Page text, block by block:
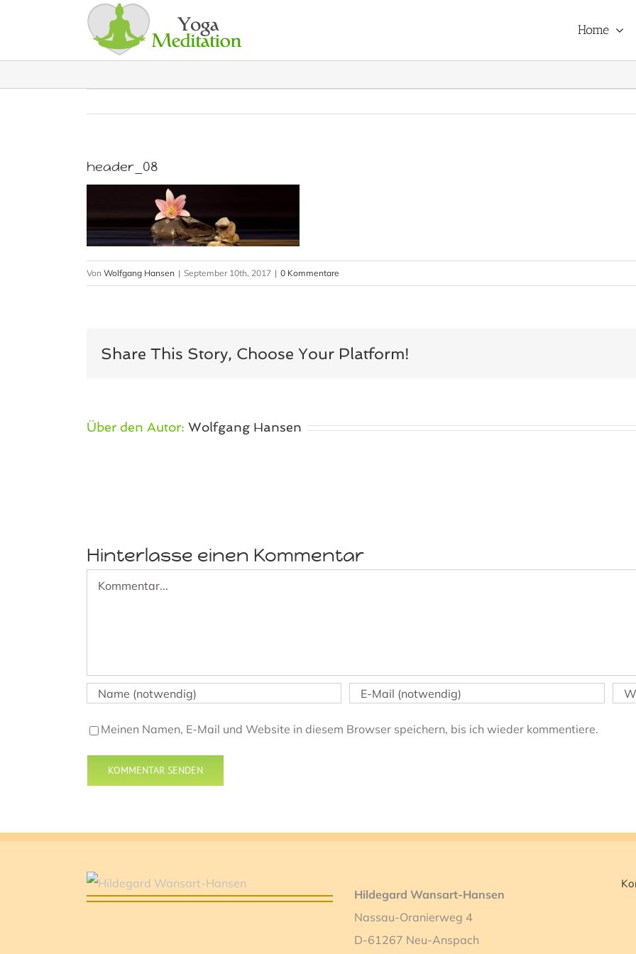
Home
header_08
Von Wolfgang Hansen | September 10th, 2017 | 0 Kommentare
Share This Story, Choose Your Platform!
Über den Autor: Wolfgang Hansen
Hinterlasse einen Kommentar
Kommentar
Meinen Namen, E-Mail und Website in diesem Browser speichern, bis ich wieder kommentiere.
Hildegard Wansart-Hansen
Nassau-Oranierweg 4
D-61267 Neu-Anspach